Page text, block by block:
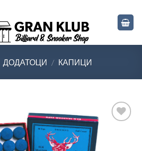
ДОДАТОЦИ / КАПИЦИ
желботека